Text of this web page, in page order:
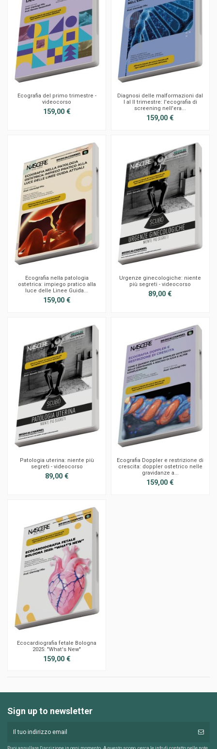
Ecografia del primo trimestre -
videocorso
159,00 €
Diagnosi delle malformazioni dal
I al II trimestre: l'ecografia di
screening nell'era...
159,00 €
Ecografia nella patologia
ostetrica: impiego pratico alla
luce delle Linee Guida...
159,00 €
Urgenze ginecologiche: niente
più segreti - videocorso
89,00 €
Patologia uterina: niente più
segreti - videocorso
89,00 €
Ecografia Doppler e restrizione di
crescita: doppler ostetrico nelle
gravidanze a...
159,00 €
Ecocardiografia fetale Bologna
2025: "What's New"
159,00 €
Sign up to newsletter
Puoi annullare l'iscrizione in ogni momento. A questo scopo, cerca le info di contatto nelle note